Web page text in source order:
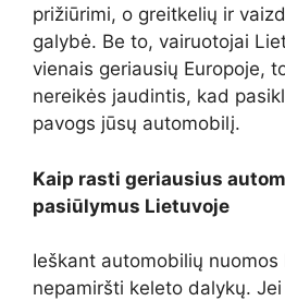
prižiūrimi, o greitkelių ir
galybė. Be to, vairuotojai
vienais geriausių Europoje,
nereikės jaudintis, kad
pavogs jūsų automobilį.
Kaip rasti geriausius
pasiūlymus Lietuvoje
Ieškant automobilių
nepamiršti keleto dalykų.